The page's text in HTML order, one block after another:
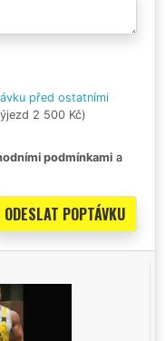
před ostatními
2 500 Kč)
podmínkami a